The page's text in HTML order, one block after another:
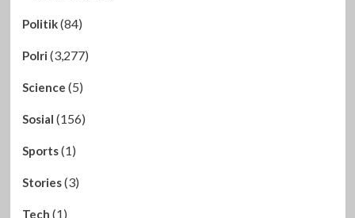
Politik(84)
Polri (3,277)
Science (5)
Sosial (156)
Sports(1)
Stories(3)
Tech (1)